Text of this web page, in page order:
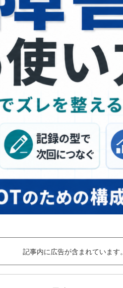
記事内に広告が含まれています。